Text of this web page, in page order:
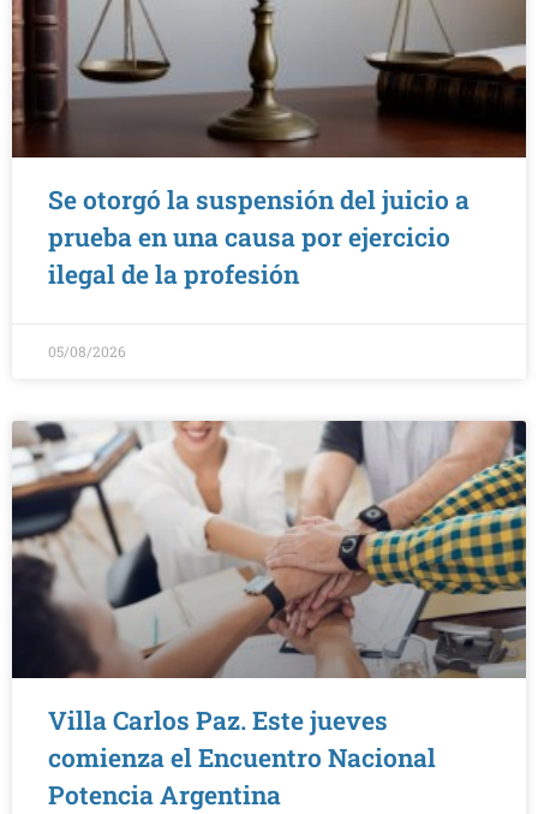
Se otorgó la suspensión del juicio a
prueba en una causa por ejercicio
ilegal de la profesión
05/08/2026
Villa Carlos Paz. Este jueves
comienza el Encuentro Nacional
Potencia Argentina